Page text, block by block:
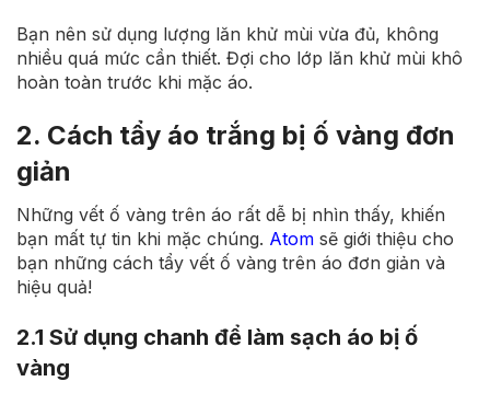
Bạn nên sử dụng lượng lăn khử mùi vừa đủ, không
nhiều quá mức cần thiết. Đợi cho lớp lăn khử mùi khô
hoàn toàn trước khi mặc áo.
2. Cách tẩy áo trắng bị ố vàng đơn
giản
Những vết ố vàng trên áo rất dễ bị nhìn thấy, khiến
bạn mất tự tin khi mặc chúng. Atom sẽ giới thiệu cho
bạn những cách tẩy vết ố vàng trên áo đơn giản và
hiệu quả!
2.1 Sử dụng chanh để làm sạch áo bị ố
vàng